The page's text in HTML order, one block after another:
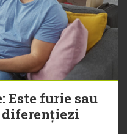
Este furie sau
diferențiezi